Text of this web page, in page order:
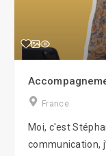
France
Moi, c'est
communication,